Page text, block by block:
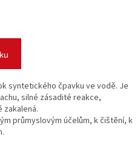
syntetického čpavku ve vodě. Je
silné zásadité reakce,
zakalená.
průmyslovým účelům, k čištění, k